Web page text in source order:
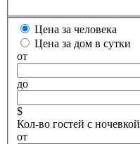
Цена за человека
Цена за дом в сутки
от
до
$
Кол-во гостей с ночевкой
от